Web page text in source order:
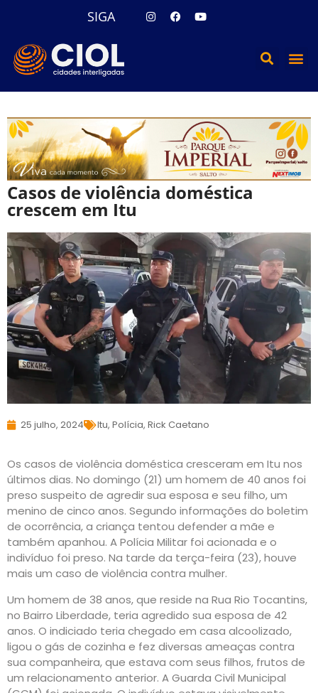
SIGA
Casos de violência doméstica
crescem em Itu
25 julho, 2024 Itu, Polícia, Rick Caetano
Os casos de violência doméstica cresceram em Itu nos
últimos dias. No domingo (21) um homem de 40 anos foi
preso suspeito de agredir sua esposa e seu filho, um
menino de cinco anos. Segundo informações do boletim
de ocorrência, a criança tentou defender a mãe e
também apanhou. A Polícia Militar foi acionada e o
indivíduo foi preso. Na tarde da terça-feira (23), houve
mais um caso de violência contra mulher.
Um homem de 38 anos, que reside na Rua Rio Tocantins,
no Bairro Liberdade, teria agredido sua esposa de 42
anos. O indiciado teria chegado em casa alcoolizado,
ligou o gás de cozinha e fez diversas ameaças contra
sua companheira, que estava com seus filhos, frutos de
um relacionamento anterior. A Guarda Civil Municipal